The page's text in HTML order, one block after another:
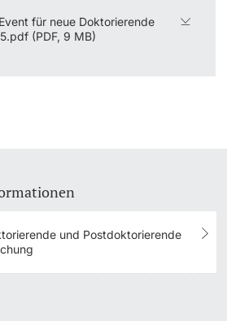
für neue Doktorierende
(PDF, 9 MB)
und Postdoktorierende